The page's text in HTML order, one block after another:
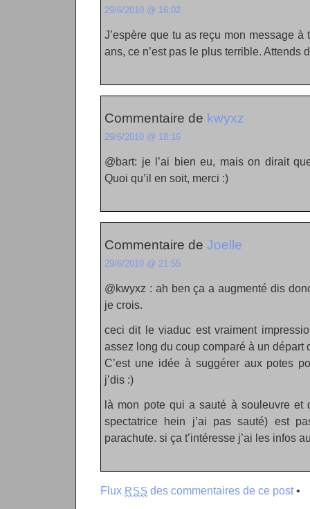
29/6/2010 @ 16:02
J’espère que tu as reçu mon message
ans, ce n’est pas le plus terrible. Attends
Commentaire de kwyxz
29/6/2010 @ 18:16
@bart: je l’ai bien eu, mais on dirait
Quoi qu’il en soit, merci :)
Commentaire de Joelle
29/6/2010 @ 21:55
@kwyxz : ah ben ça a augmenté dis
je crois.
ceci dit le viaduc est vraiment
assez long du coup comparé à un départ
C’est une idée à suggérer aux potes
j’dis :)
là mon pote qui a sauté à souleuvre et
spectatrice hein j’ai pas sauté) est
parachute. si ça t’intéresse j’ai les infos
Flux RSS des commentaires de ce post•